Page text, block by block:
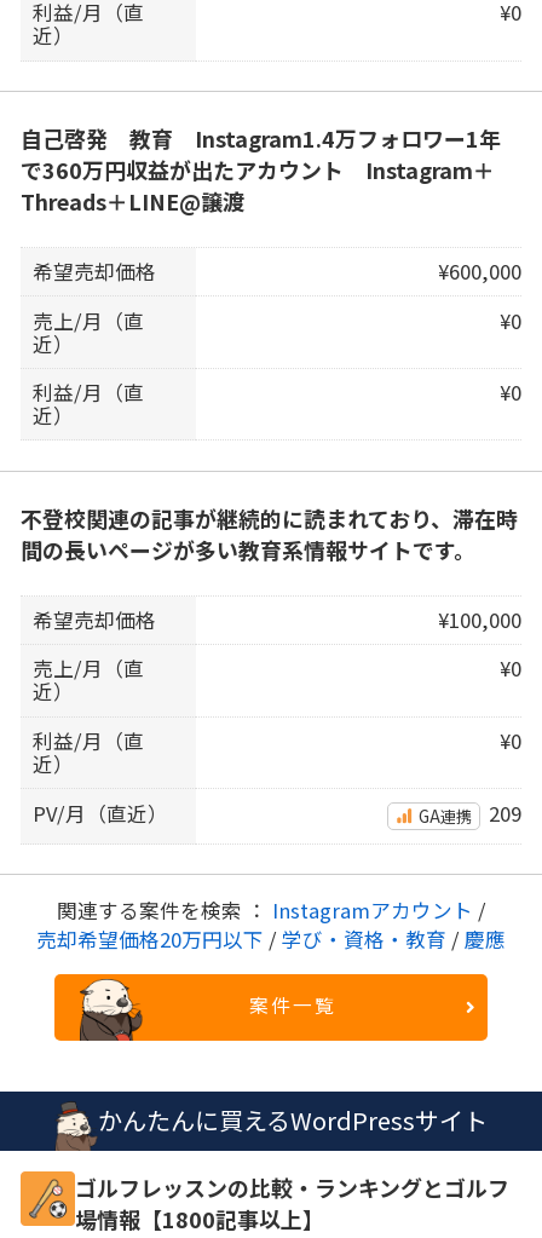
利益/月（直
近）
¥0
自己啓発 教育 Instagram1.4万フォロワー1年
で360万円収益が出たアカウント Instagram＋
Threads＋LINE@譲渡
希望売却価格
¥600,000
売上/月（直
近）
¥0
利益/月（直
近）
¥0
不登校関連の記事が継続的に読まれており、滞在時
間の長いページが多い教育系情報サイトです。
希望売却価格
¥100,000
売上/月（直
近）
¥0
利益/月（直
近）
¥0
PV/月（直近） GA連携 209
関連する案件を検索 ： Instagramアカウント /
売却希望価格20万円以下 / 学び・資格・教育 / 慶應
案件一覧
かんたんに買えるWordPressサイト
ゴルフレッスンの比較・ランキングとゴルフ
場情報【1800記事以上】